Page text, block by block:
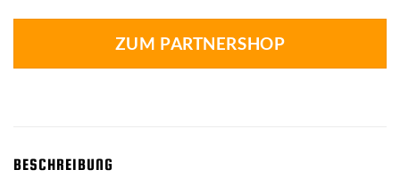
ZUM PARTNERSHOP
BESCHREIBUNG